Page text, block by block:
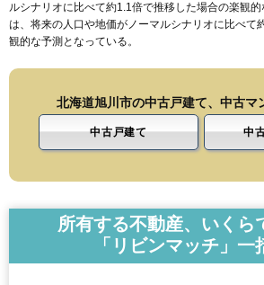
ルシナリオに比べて約1.1倍で推移した場合の楽観
は、将来の人口や地価がノーマルシナリオに比べて
観的な予測となっている。
北海道旭川市の中古戸建て、中古マ
中古戸建て 中
所有する不動産、いくら
「リビンマッチ」一